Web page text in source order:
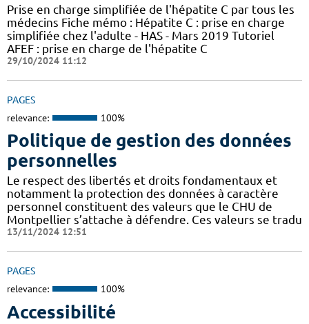
Prise en charge simplifiée de l'hépatite C par tous les
médecins Fiche mémo : Hépatite C : prise en charge
simplifiée chez l'adulte - HAS - Mars 2019 Tutoriel
AFEF : prise en charge de l'hépatite C
29/10/2024 11:12
PAGES
relevance: 100%
Politique de gestion des données
personnelles
Le respect des libertés et droits fondamentaux et
notamment la protection des données à caractère
personnel constituent des valeurs que le CHU de
Montpellier s’attache à défendre. Ces valeurs se tradu
13/11/2024 12:51
PAGES
relevance: 100%
Accessibilité